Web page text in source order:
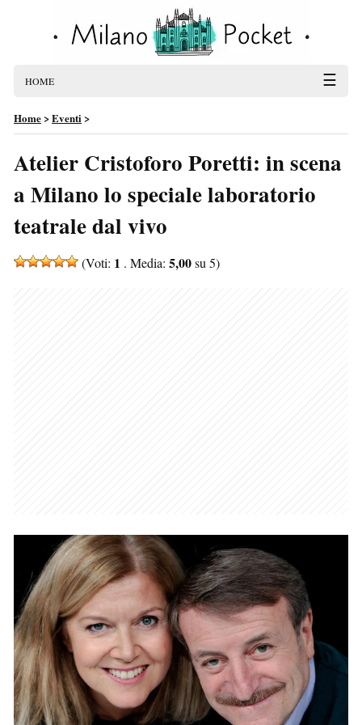
HOME ☰
Home>Eventi>
Atelier Cristoforo Poretti: in scena
a Milano lo speciale laboratorio
teatrale dal vivo
(Voti: 1 . Media: 5,00su 5)